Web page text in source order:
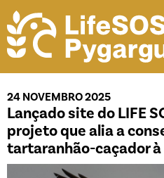
24 NOVEMBRO 2025
Lançado site do LIFE
projeto que alia a
tartaranhão-caçador